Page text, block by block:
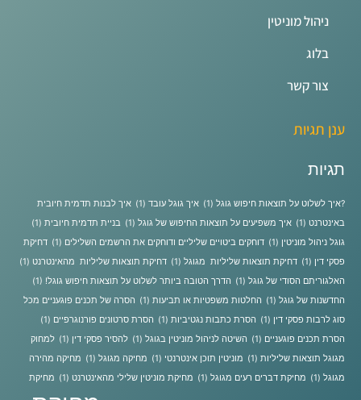
ניהול מוניטין
בלוג
צור קשר
ענן תגיות
תגיות
?איך לשלוט על תוצאות חיפוש גוגל (1) איך גוגל עובד (1)
איך לבנות תדמית חיובית
באינטרנט (1) איך משפיעים על תוצאות החיפוש של גוגל (1) בניית תדמית חיובית (1)
גוגל ניהול מוניטין (1) דוחקים ביטויים שליליים ודוחקים את הרשמים השלילים (1)
דחיקת
פסקי דין (1) דחיקת תוצאות שליליות מגוגל (1) דחיקת תוצאות שליליות מהאינטרנט (1)
האלגוריתם הסודי של גוגל (1) הדרך הטובה ביותר לשלוט על תוצאות חיפוש גוגל! (1)
החדשנות של גוגל (1) החלטות משפטיות או תביעות (1)
הסרה של תכנים פוגעניים מכל
סוג לרבות פסקי דין (1) הסרת כתבות נגטיביות (1) הסרת סרטונים פורנוגרפיים (1)
הסרת תכנים פוגעניים (1) השיטה לניהול מוניטין בגוגל (1) להסיר פסקי דין (1)
למחוק
מגוגל תוצאות שליליות (1) מוניטין תוכן אינטרנטי (1) מחיקה מגוגל (1)
מחיקה מהירה
מגוגל (1) מחיקת דברים רעים מגוגל (1) מחיקת מוניטין שלילי מהאינטרנט (1) מחיקת